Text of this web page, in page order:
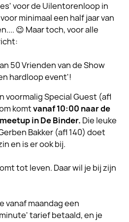
voor de Uilentorenloop in
minimaal een half jaar van
😉 Maar toch, voor alle
50 Vrienden van de Show
hardloop event'!
voormalig Special Guest (afl
komtvanaf 10:00 naar de
in De Binder. Die leuke
Bakker (afl 140) doet
en is er ook bij.
tot leven. Daar wil je bij zijn
vanaf maandag een
tarief betaald, en je